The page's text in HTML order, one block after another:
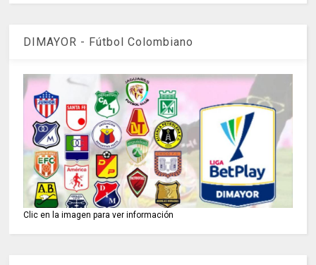
DIMAYOR - Fútbol Colombiano
Clic en la imagen para ver información